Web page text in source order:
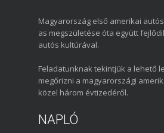
Magyarország első amerikai
as megszületése óta együtt
autós kultúrával.
Feladatunknak tekintjük a lehető
megőrizni a magyarországi
közel három évtizedéről.
NAPLÓ